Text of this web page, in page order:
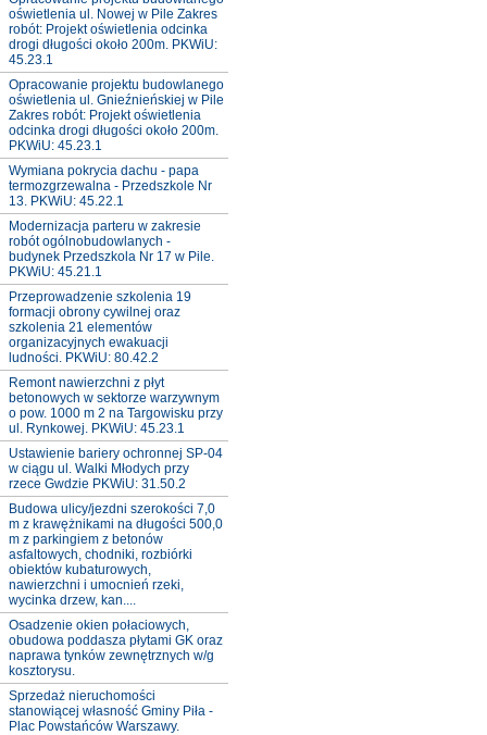
oświetlenia ul. Nowej w Pile Zakres
robót: Projekt oświetlenia odcinka
drogi długości około 200m. PKWiU:
45.23.1
Opracowanie projektu budowlanego
oświetlenia ul. Gnieźnieńskiej w Pile
Zakres robót: Projekt oświetlenia
odcinka drogi długości około 200m.
PKWiU: 45.23.1
Wymiana pokrycia dachu - papa
termozgrzewalna - Przedszkole Nr
13. PKWiU: 45.22.1
Modernizacja parteru w zakresie
robót ogólnobudowlanych -
budynek Przedszkola Nr 17 w Pile.
PKWiU: 45.21.1
Przeprowadzenie szkolenia 19
formacji obrony cywilnej oraz
szkolenia 21 elementów
organizacyjnych ewakuacji
ludności. PKWiU: 80.42.2
Remont nawierzchni z płyt
betonowych w sektorze warzywnym
o pow. 1000 m 2 na Targowisku przy
ul. Rynkowej. PKWiU: 45.23.1
Ustawienie bariery ochronnej SP-04
w ciągu ul. Walki Młodych przy
rzece Gwdzie PKWiU: 31.50.2
Budowa ulicy/jezdni szerokości 7,0
m z krawężnikami na długości 500,0
m z parkingiem z betonów
asfaltowych, chodniki, rozbiórki
obiektów kubaturowych,
nawierzchni i umocnień rzeki,
wycinka drzew, kan....
Osadzenie okien połaciowych,
obudowa poddasza płytami GK oraz
naprawa tynków zewnętrznych w/g
kosztorysu.
Sprzedaż nieruchomości
stanowiącej własność Gminy Piła -
Plac Powstańców Warszawy.